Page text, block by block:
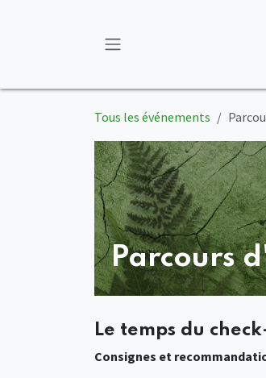
Tous les événements
Parcours
Le temps du
Consignes et